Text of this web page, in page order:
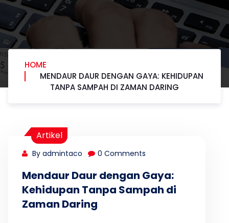
HOME
MENDAUR DAUR DENGAN GAYA: KEHIDUPAN
TANPA SAMPAH DI ZAMAN DARING
Artikel
By admintaco 0 Comments
Mendaur Daur dengan Gaya:
Kehidupan Tanpa Sampah di
Zaman Daring